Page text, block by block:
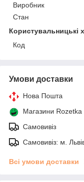
Виробник
Стан
Користувальницькі
Код
Умови доставки
Нова Пошта
Магазини Rozetka
Самовивіз
Самовивіз: м.
Всі умови доставки